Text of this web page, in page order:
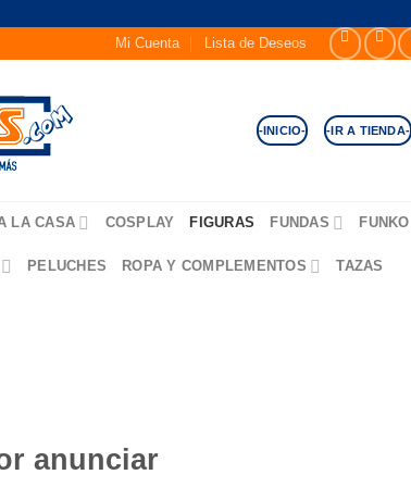
Mi Cuenta Lista de Deseos
-INICIO- -IR A TIENDA-
LA CASA COSPLAY FIGURAS FUNDAS FUNKO
PELUCHES ROPA Y COMPLEMENTOS TAZAS
anunciar